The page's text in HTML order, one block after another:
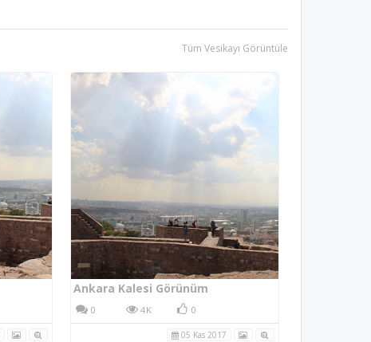
Tüm Vesikayı Görüntüle
Ankara Kalesi Görünüm
0 4K 0
05 Kas 2017